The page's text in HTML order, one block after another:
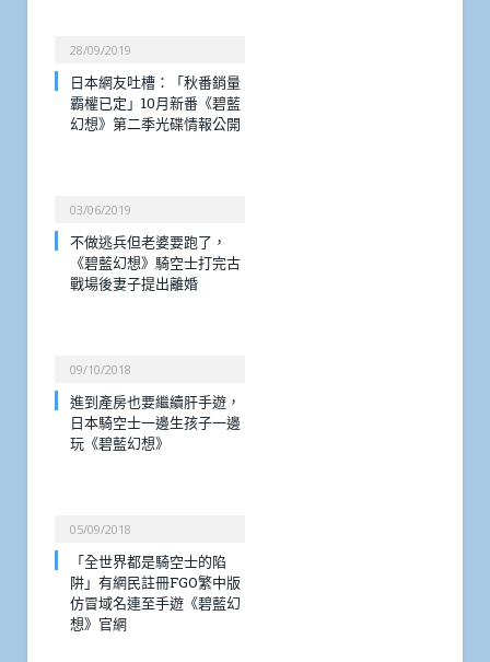
28/09/2019
日本網友吐槽：「秋番銷量
霸權已定」10月新番《碧藍
幻想》第二季光碟情報公開
03/06/2019
不做逃兵但老婆要跑了，
《碧藍幻想》騎空士打完古
戰場後妻子提出離婚
09/10/2018
進到產房也要繼續肝手遊，
日本騎空士一邊生孩子一邊
玩《碧藍幻想》
05/09/2018
「全世界都是騎空士的陷
阱」有網民註冊FGO繁中版
仿冒域名連至手遊《碧藍幻
想》官網